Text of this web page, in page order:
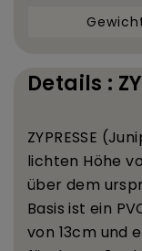
Details :
ZYPRESSE
lichten Höhe
über dem urspr
Basis ist ein
von 13cm und